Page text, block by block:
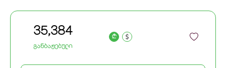
35,384
განბაჟებული
a